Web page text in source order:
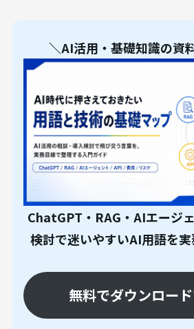
＼AI活用・基礎知識の資
ChatGPT・RAG・AIエージ
検討で迷いやすいAI用語を実
無料でダウンロー